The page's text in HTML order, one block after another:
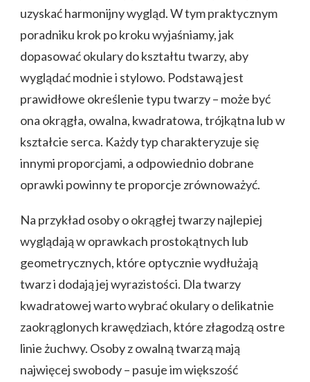
uzyskać harmonijny wygląd. W tym praktycznym
poradniku krok po kroku wyjaśniamy, jak
dopasować okulary do kształtu twarzy, aby
wyglądać modnie i stylowo. Podstawą jest
prawidłowe określenie typu twarzy – może być
ona okrągła, owalna, kwadratowa, trójkątna lub w
kształcie serca. Każdy typ charakteryzuje się
innymi proporcjami, a odpowiednio dobrane
oprawki powinny te proporcje zrównoważyć.
Na przykład osoby o okrągłej twarzy najlepiej
wyglądają w oprawkach prostokątnych lub
geometrycznych, które optycznie wydłużają
twarz i dodają jej wyrazistości. Dla twarzy
kwadratowej warto wybrać okulary o delikatnie
zaokrąglonych krawędziach, które złagodzą ostre
linie żuchwy. Osoby z owalną twarzą mają
najwięcej swobody – pasuje im większość